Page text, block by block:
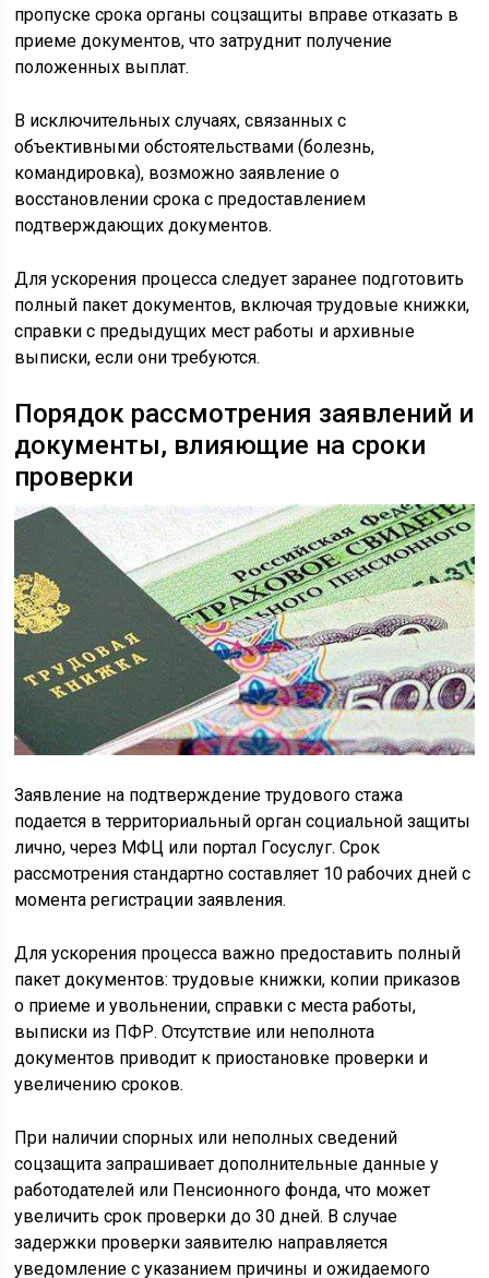
пропуске срока органы соцзащиты вправе отказать в
приеме документов, что затруднит получение
положенных выплат.
В исключительных случаях, связанных с
объективными обстоятельствами (болезнь,
командировка), возможно заявление о
восстановлении срока с предоставлением
подтверждающих документов.
Для ускорения процесса следует заранее подготовить
полный пакет документов, включая трудовые книжки,
справки с предыдущих мест работы и архивные
выписки, если они требуются.
Порядок рассмотрения заявлений и
документы, влияющие на сроки
проверки
Заявление на подтверждение трудового стажа
подается в территориальный орган социальной защиты
лично, через МФЦ или портал Госуслуг. Срок
рассмотрения стандартно составляет 10 рабочих дней с
момента регистрации заявления.
Для ускорения процесса важно предоставить полный
пакет документов: трудовые книжки, копии приказов
о приеме и увольнении, справки с места работы,
выписки из ПФР. Отсутствие или неполнота
документов приводит к приостановке проверки и
увеличению сроков.
При наличии спорных или неполных сведений
соцзащита запрашивает дополнительные данные у
работодателей или Пенсионного фонда, что может
увеличить срок проверки до 30 дней. В случае
задержки проверки заявителю направляется
уведомление с указанием причины и ожидаемого